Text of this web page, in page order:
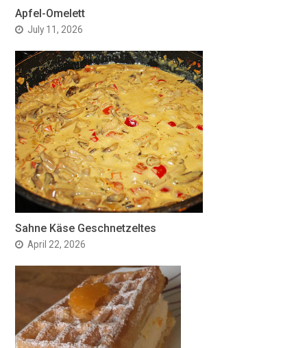
Apfel-Omelett
July 11, 2026
Sahne Käse Geschnetzeltes
April 22, 2026